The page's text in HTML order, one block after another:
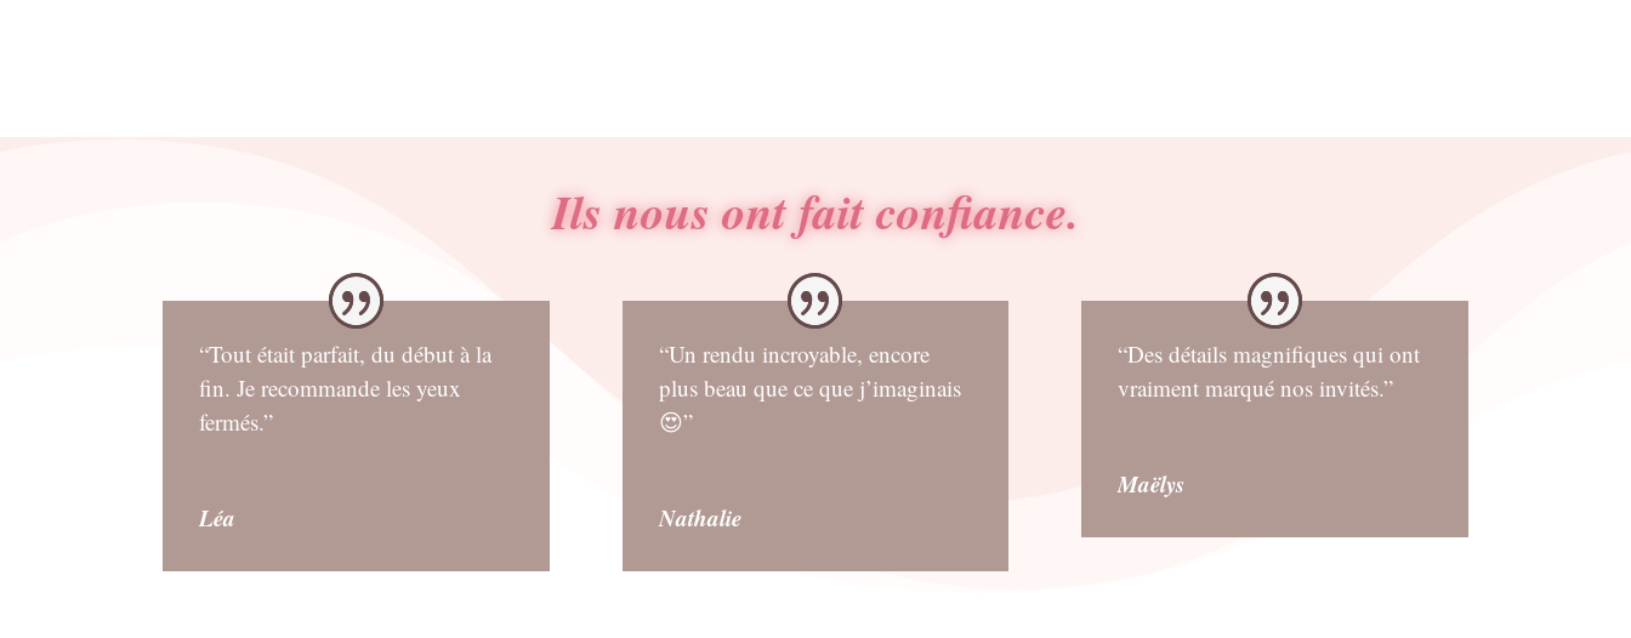
Ils nous ont fait confiance.
“Tout était parfait, du début à la
fin. Je recommande les yeux
fermés.”
Léa
“Un rendu incroyable, encore
plus beau que ce que j’imaginais
😍”
Nathalie
“Des détails magnifiques qui ont
vraiment marqué nos invités.”
Maëlys